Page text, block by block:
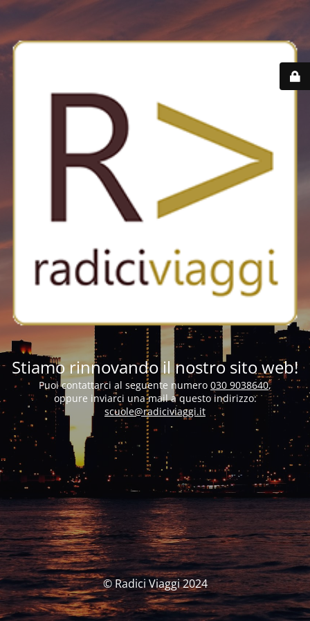
Stiamo rinnovando il nostro sito web!
Puoi contattarci al seguente numero 030 9038640,
oppure inviarci una mail a questo indirizzo:
scuole@radiciviaggi.it
© Radici Viaggi 2024